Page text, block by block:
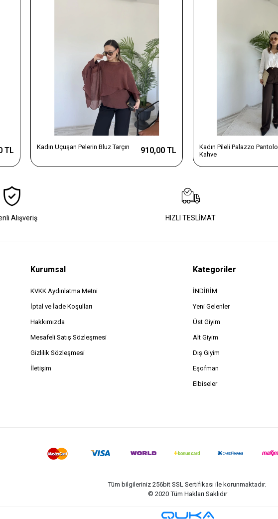
TL Kadın Uçuşan Pelerin Bluz Tarçın 910,00 TL
Kadın Pileli Palazzo
Kahve
Alışveriş HIZLI TESLİMAT
Kurumsal
KVKK Aydınlatma Metni
İptal ve İade Koşulları
Hakkımızda
Mesafeli Satış Sözleşmesi
Gizlilik Sözleşmesi
İletişim
Kategoriler
İNDİRİM
Yeni Gelenler
Üst Giyim
Alt Giyim
Dış Giyim
Eşofman
Elbiseler
Tüm bilgileriniz 256bit SSL Sertifikası ile korunmaktadır.
© 2020Tüm Hakları Saklıdır